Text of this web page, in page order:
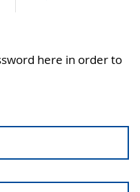
here in order to